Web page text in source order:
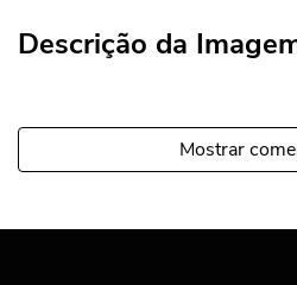
Descrição da
Mostrar